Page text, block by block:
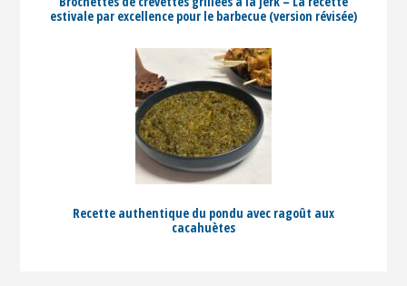
estivale par excellence pour le barbecue (version révisée)
Recette authentique du pondu avec ragoût aux
cacahuètes